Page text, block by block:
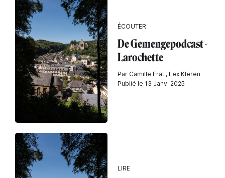
ÉCOUTER
De Gemengepodcast -
Larochette
Par Camille Frati, Lex Kleren
Publié le 13 Janv. 2025
LIRE